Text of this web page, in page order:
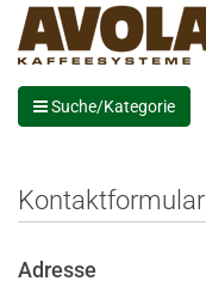
Suche/Kategorie
Kontaktformular
Adresse